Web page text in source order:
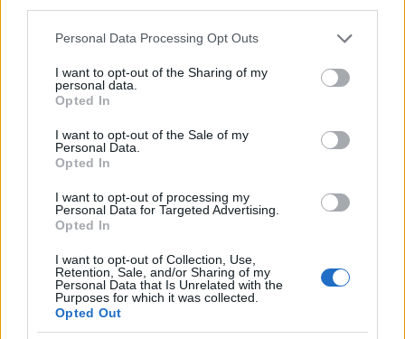
Please note that this website/app uses one or more Google
not limited to your visit or usage behaviour. You may click to
grant or deny consent to Google and its third-party tags to
use your data for below specified purposes in below Google
consent section.
Personal Data Processing Opt Outs
I want to opt-out of the Sharing of my
personal data.
Opted In
I want to opt-out of the Sale of my
Personal Data.
Opted In
I want to opt-out of processing my
Personal Data for Targeted Advertising.
Opted In
I want to opt-out of Collection, Use,
Retention, Sale, and/or Sharing of my
Personal Data that Is Unrelated with the
Purposes for which it was collected.
Opted Out
Paolo Pinna
Martina Agostina Diturco
I nostri cari